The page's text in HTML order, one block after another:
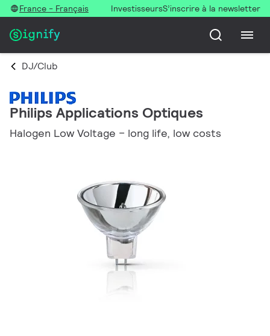
France - Français InvestisseursS’inscrire à la newsletter
DJ/Club
Philips Applications Optiques
Halogen Low Voltage – long life, low costs